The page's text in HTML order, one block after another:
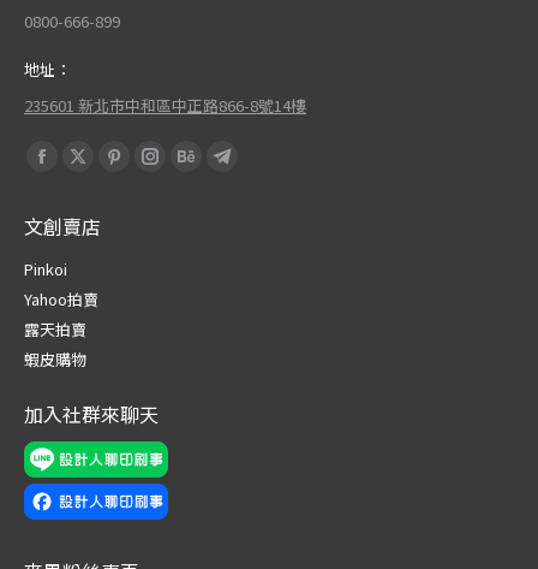
0800-666-899
地址：
235601 新北市中和區中正路866-8號14樓
Find us on:
Facebook
opens
in
new
window
X
opens
new
window
PinterestInstagram
BehanceTelegram
文創賣店
Pinkoi
Yahoo拍賣
露天拍賣
蝦皮購物
加入社群來聊天